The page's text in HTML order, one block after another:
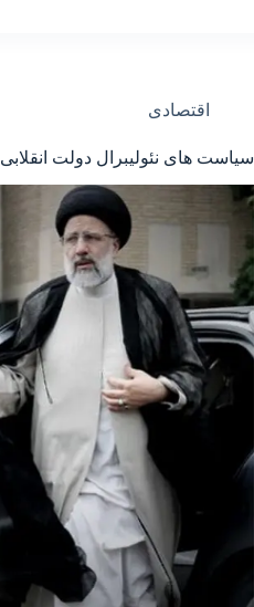
اقتصادی
سیاست های نئولیبرال دولت انقلابی